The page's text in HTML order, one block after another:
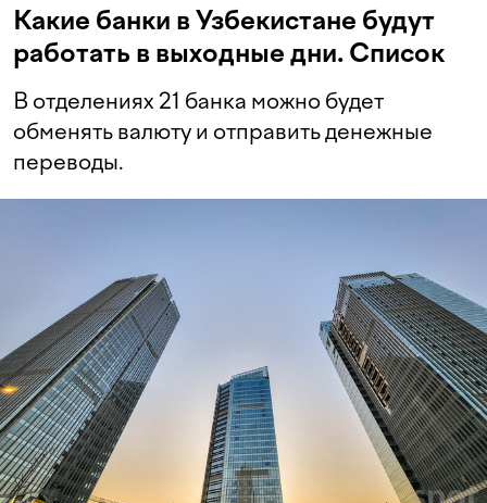
Какие банки в Узбекистане будут
работать в выходные дни. Список
В отделениях 21 банка можно будет
обменять валюту и отправить денежные
переводы.